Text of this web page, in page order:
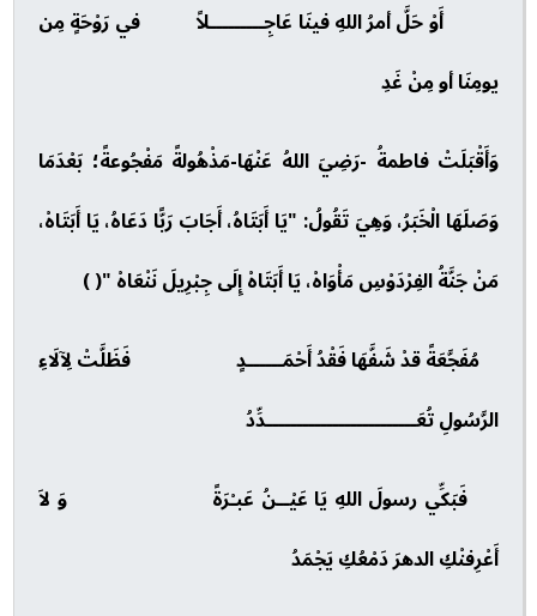
أَوْ حَلَّ أمرُ اللهِ فينَا عَاجِـــــــــلاً في رَوْحَةٍ مِن
يومِنَا أو مِنْ غَدِ
وَأَقْبَلَتْ فاطمةُ -رَضِيَ اللهُ عَنْهَا-مَذْهُولةً مَفْجُوعةً؛ بَعْدَمَا
وَصَلَهَا الْخَبَرُ، وَهِيَ تَقُولُ: "يَا أَبَتَاهُ، أَجَابَ رَبًّا دَعَاهُ، يَا أَبَتَاهْ،
مَنْ جَنَّةُ الفِرْدَوْسِ مَأْوَاهْ، يَا أَبَتَاهْ إِلَى جِبْرِيلَ نَنْعَاهْ "( )
مُفَجَّعَةً قدْ شَفَّهَا فَقْدُ أَحْمَــــــدٍ فَظَلَّتْ لِآلَاءِ
الرَّسُولِ تُعَـــــــــــــــــــــــــدِّدُ
فَبَكِّي رسولَ اللهِ يَا عَيْــنُ عَبـْرَةً وَ لاَ
أَعْرِفنْكِ الدهرَ دَمْعُكِ يَجْمَدُ